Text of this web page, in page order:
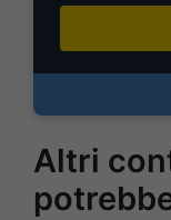
Altri